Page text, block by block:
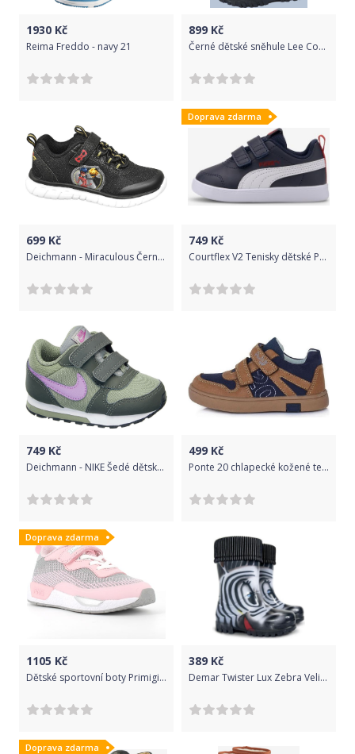
1930 Kč
Reima Freddo - navy 21
899 Kč
Černé dětské sněhule Lee Cooper - 28
699 Kč
Deichmann - Miraculous Černé tenisky na suchý zip Kouzelná beruška a Černý kocour 30 černá
Doprava zdarma
749 Kč
Courtflex V2 Tenisky dětské Puma | Modrá | Chlapecké | 26
749 Kč
Deichmann - NIKE Šedé dětské tenisky na suchý zip Nike MD Runner 2 21 šedá
499 Kč
Ponte 20 chlapecké kožené tenisky PP121-DA03-1-652 27 hnědá
Doprava zdarma
1105 Kč
Dětské sportovní boty Primigi 7453500 (32) - Primigi
389 Kč
Demar Twister Lux Zebra Velikost: 24-25
Doprava zdarma